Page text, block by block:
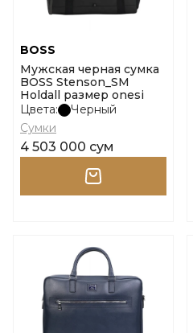
BOSS
Мужская черная сумка
BOSS Stenson_SM
Holdall размер onesi
Цвета:
Черный
Сумки
4 503 000 сум